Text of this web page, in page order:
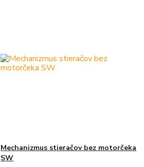
Mechanizmus stieračov bez motorčeka
SW